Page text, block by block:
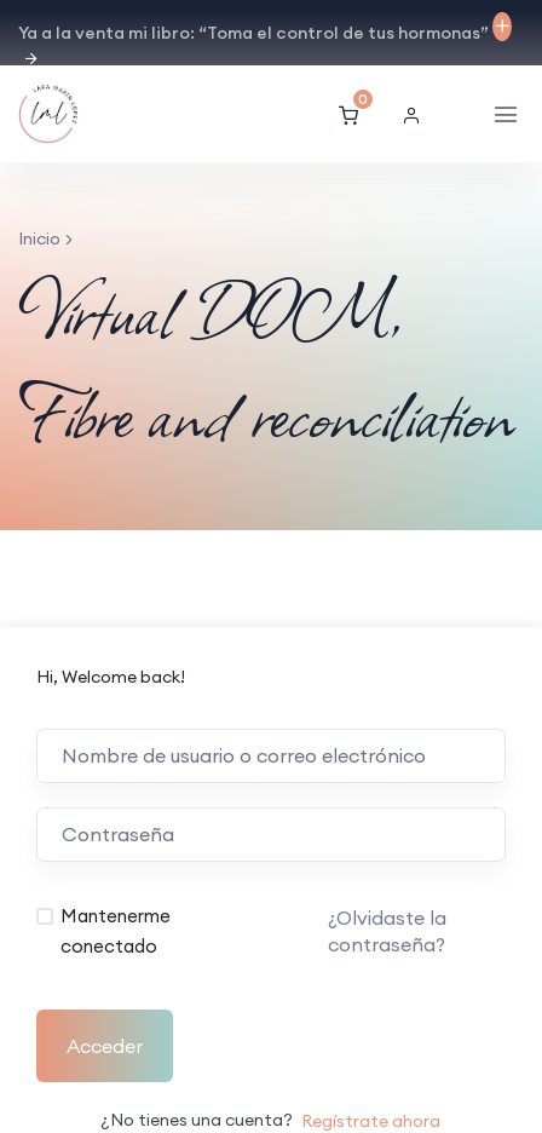
Ya a la venta mi libro: “Toma el control de tus hormonas”
0
Inicio
Virtual DOM,
Fibre and reconciliation
Hi, Welcome back!
Mantenerme
conectado
¿Olvidaste la
contraseña?
Acceder
¿No tienes una cuenta? Regístrate ahora